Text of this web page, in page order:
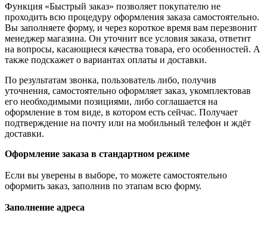
Функция «Быстрый заказ» позволяет покупателю не
проходить всю процедуру оформления заказа самостоятельно.
Вы заполняете форму, и через короткое время вам перезвонит
менеджер магазина. Он уточнит все условия заказа, ответит
на вопросы, касающиеся качества товара, его особенностей. А
также подскажет о вариантах оплаты и доставки.
По результатам звонка, пользователь либо, получив
уточнения, самостоятельно оформляет заказ, укомплектовав
его необходимыми позициями, либо соглашается на
оформление в том виде, в котором есть сейчас. Получает
подтверждение на почту или на мобильный телефон и ждёт
доставки.
Оформление заказа в стандартном режиме
Если вы уверены в выборе, то можете самостоятельно
оформить заказ, заполнив по этапам всю форму.
Заполнение адреса